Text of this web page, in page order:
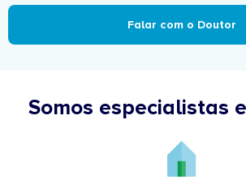
Falar com o Doutor
Somos especialistas